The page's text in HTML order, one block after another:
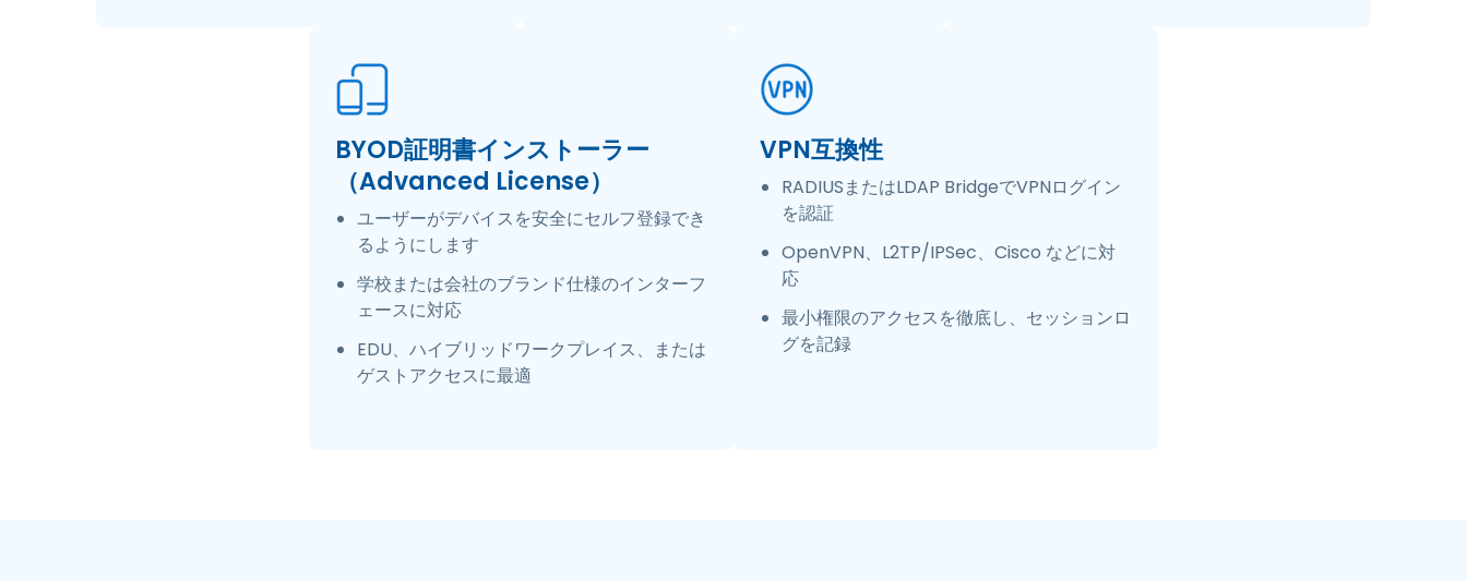
BYOD証明書インストーラー
（Advanced License）
ユーザーがデバイスを安全にセルフ登録でき
るようにします
学校または会社のブランド仕様のインターフ
ェースに対応
EDU、ハイブリッドワークプレイス、または
ゲストアクセスに最適
VPN互換性
RADIUSまたはLDAP BridgeでVPNログイン
を認証
OpenVPN、L2TP/IPSec、Cisco などに対
応
最小権限のアクセスを徹底し、セッションロ
グを記録